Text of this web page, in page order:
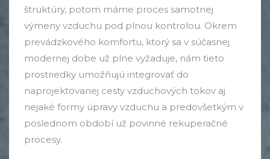
štruktúry, potom máme proces samotnej
výmeny vzduchu pod plnou kontrolou. Okrem
prevádzkového komfortu, ktorý sa v súčasnej
modernej dobe už plne vyžaduje, nám tieto
prostriedky umožňujú integrovať do
naprojektovanej cesty vzduchových tokov aj
nejaké formy úpravy vzduchu a predovšetkým v
poslednom období už povinné rekuperačné
procesy.